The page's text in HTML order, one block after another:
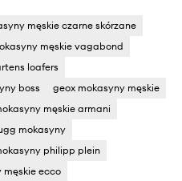
męskie czarne skórzane
męskie vagabond
loafers
boss
geox mokasyny męskie
męskie armani
mokasyny
philipp plein
męskie ecco